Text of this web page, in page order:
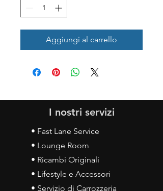
Aggiungi al carrello
I nostri servizi
• Fast Lane Service
• Lounge Room
• Ricambi Originali
• Lifestyle e Accessori
• Servizio di Carrozzeria